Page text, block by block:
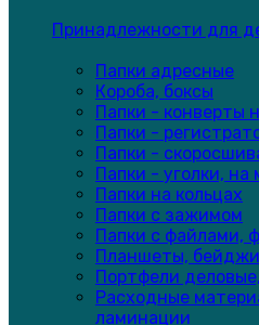
Принадлежности для
Папки адресные
Короба, боксы
Папки - конверты
Папки -
Папки -
Папки - уголки, на
Папки на кольцах
Папки с зажимом
Папки с файлами,
Планшеты, бейджи
Портфели
Расходные
ламинации